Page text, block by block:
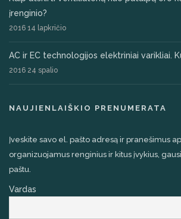
įrenginio?
2016 14 lapkričio
AC ir EC technologijos elektriniai varikliai.
2016 24 spalio
NAUJIENLAIŠKIO PRENUMERATA
Įveskite savo el. pašto adresą ir pranešimus
organizuojamus renginius ir kitus įvykius,
paštu.
Vardas